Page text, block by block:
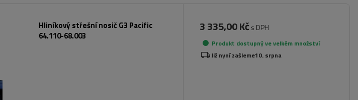
Hliníkový střešní nosič G3 Pacific
64.110-68.003
3 335,00 Kč s DPH
Produkt dostupný ve velkém množství
Již nyní zašleme10. srpna